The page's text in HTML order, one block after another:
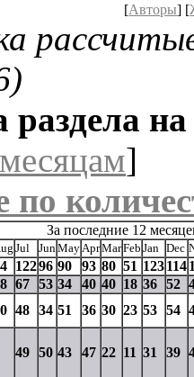
[Авторы] [
раздела
]
по
За последние 12
Jul Jun May AprMarFeb Jan Dec
12296 90 93 80 51 123114
67 53 34 40 40 18 36 52
48 34 51 36 30 23 53 54
49 50 43 47 22 11 31 39